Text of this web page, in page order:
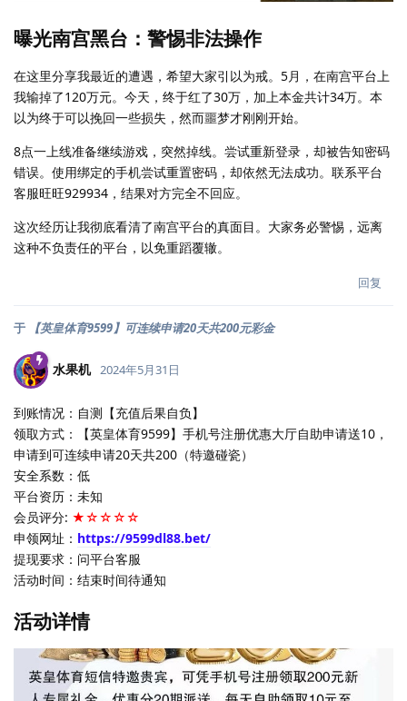
曝光南宫黑台：警惕非法操作
在这里分享我最近的遭遇，希望大家引以为戒。5月，在南宫平台上
我输掉了120万元。今天，终于红了30万，加上本金共计34万。本
以为终于可以挽回一些损失，然而噩梦才刚刚开始。
8点一上线准备继续游戏，突然掉线。尝试重新登录，却被告知密码
错误。使用绑定的手机尝试重置密码，却依然无法成功。联系平台
客服旺旺929934，结果对方完全不回应。
这次经历让我彻底看清了南宫平台的真面目。大家务必警惕，远离
这种不负责任的平台，以免重蹈覆辙。
回复
于 【英皇体育9599】可连续申请20天共200元彩金
水果机 2024年5月31日
到账情况：自测【充值后果自负】
领取方式：【英皇体育9599】手机号注册优惠大厅自助申请送10，
申请到可连续申请20天共200（特邀碰瓷）
安全系数：低
平台资历：未知
会员评分: ★☆☆☆☆
申领网址： https://9599dl88.bet/
提现要求：问平台客服
活动时间：结束时间待通知
活动详情